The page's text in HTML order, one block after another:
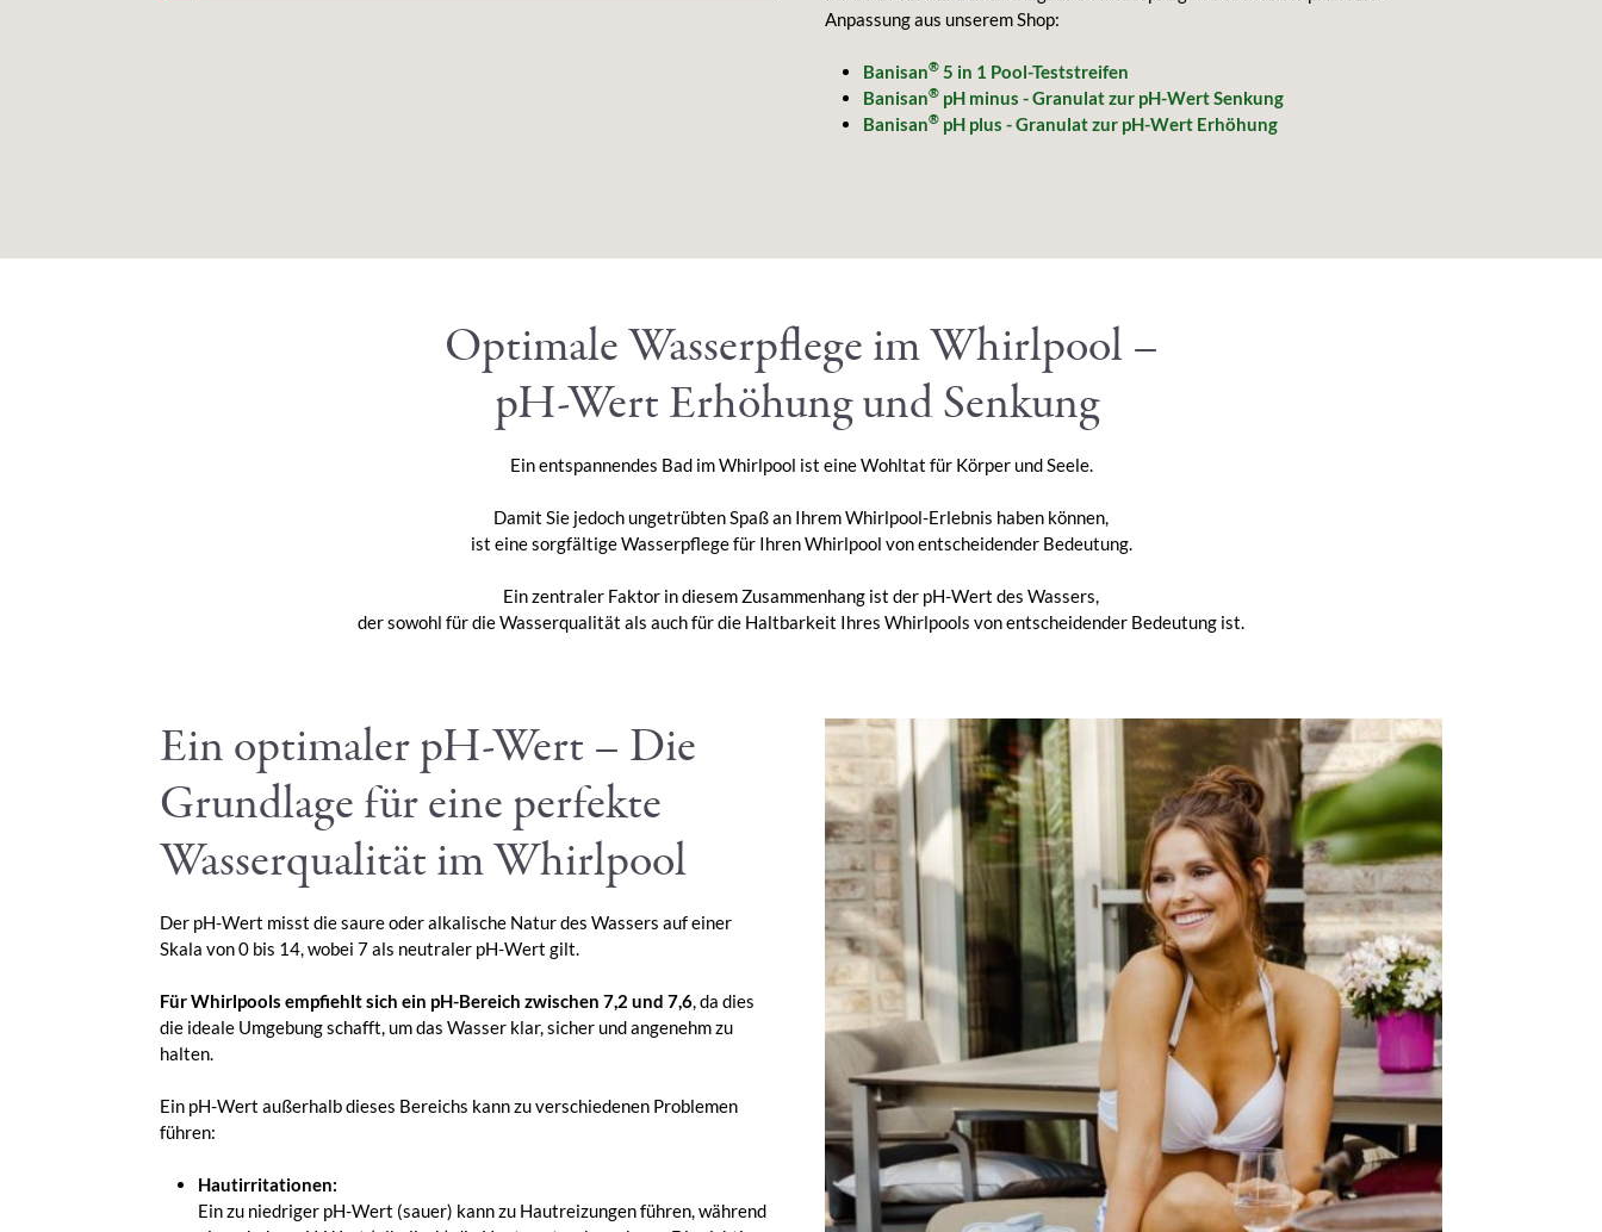
Anpassung aus unserem Shop:
Banisan® 5 in 1 Pool-Teststreifen
Banisan® pH minus - Granulat zur pH-Wert Senkung
Banisan® pH plus - Granulat zur pH-Wert Erhöhung
Optimale Wasserpflege im Whirlpool –
pH-Wert Erhöhung und Senkung
Ein entspannendes Bad im Whirlpool ist eine Wohltat für Körper und Seele.
Damit Sie jedoch ungetrübten Spaß an Ihrem Whirlpool-Erlebnis haben können,
ist eine sorgfältige Wasserpflege für Ihren Whirlpool von entscheidender Bedeutung.
Ein zentraler Faktor in diesem Zusammenhang ist der pH-Wert des Wassers,
der sowohl für die Wasserqualität als auch für die Haltbarkeit Ihres Whirlpools von entscheidender Bedeutung ist.
Ein optimaler pH-Wert – Die
Grundlage für eine perfekte
Wasserqualität im Whirlpool
Der pH-Wert misst die saure oder alkalische Natur des Wassers auf einer
Skala von 0 bis 14, wobei 7 als neutraler pH-Wert gilt.
Für Whirlpools empfiehlt sich ein pH-Bereich zwischen 7,2 und 7,6, da dies
die ideale Umgebung schafft, um das Wasser klar, sicher und angenehm zu
halten.
Ein pH-Wert außerhalb dieses Bereichs kann zu verschiedenen Problemen
führen:
Hautirritationen:
Ein zu niedriger pH-Wert (sauer) kann zu Hautreizungen führen, während